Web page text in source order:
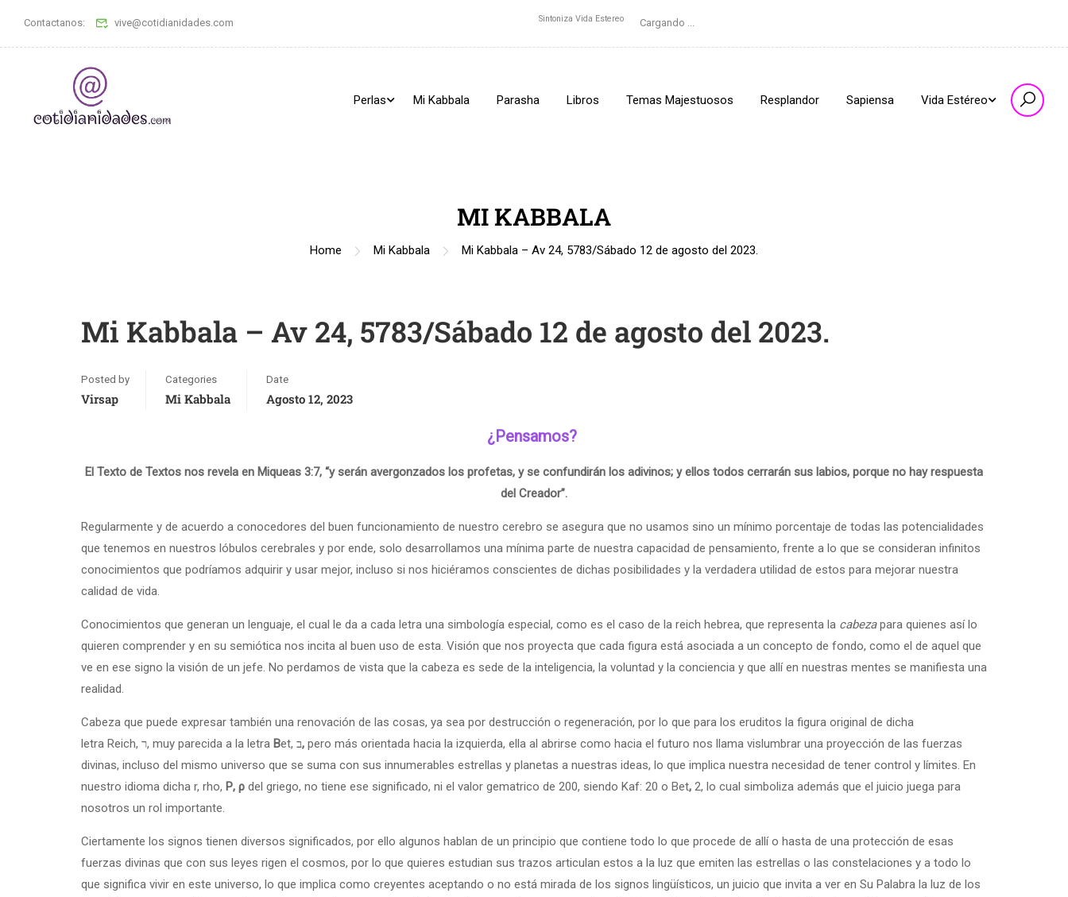
Contactanos: vive@cotidianidades.com Sintoniza Vida Estereo Cargando ...
Perlas Mi Kabbala Parasha Libros Temas Majestuosos Resplandor Sapiensa Vida Estéreo
MI KABBALA
Home Mi Kabbala Mi Kabbala – Av 24, 5783/Sábado 12 de agosto del 2023.
Mi Kabbala – Av 24, 5783/Sábado 12 de agosto del 2023.
Posted by
Virsap
Categories
Mi Kabbala
Date
Agosto 12, 2023
¿Pensamos?
El Texto de Textos nos revela en Miqueas 3:7, “y serán avergonzados los profetas, y se confundirán los adivinos; y ellos todos cerrarán sus labios, porque no hay respuesta
del Creador”.
Regularmente y de acuerdo a conocedores del buen funcionamiento de nuestro cerebro se asegura que no usamos sino un mínimo porcentaje de todas las potencialidades
que tenemos en nuestros lóbulos cerebrales y por ende, solo desarrollamos una mínima parte de nuestra capacidad de pensamiento, frente a lo que se consideran infinitos
conocimientos que podríamos adquirir y usar mejor, incluso si nos hiciéramos conscientes de dichas posibilidades y la verdadera utilidad de estos para mejorar nuestra
calidad de vida.
Conocimientos que generan un lenguaje, el cual le da a cada letra una simbología especial, como es el caso de la reich hebrea, que representa la cabezapara quienes así lo
quieren comprender y en su semiótica nos incita al buen uso de esta. Visión que nos proyecta que cada figura está asociada a un concepto de fondo, como el de aquel que
ve en ese signo la visión de un jefe. No perdamos de vista que la cabeza es sede de la inteligencia, la voluntad y la conciencia y que allí en nuestras mentes se manifiesta una
realidad.
Cabeza que puede expresar también una renovación de las cosas, ya sea por destrucción o regeneración, por lo que para los eruditos la figura original de dicha
letra Reich, ר, muy parecida a la letra B et, ב, pero más orientada hacia la izquierda, ella al abrirse como hacia el futuro nos llama vislumbrar una proyección de las fuerzas
divinas, incluso del mismo universo que se suma con sus innumerables estrellas y planetas a nuestras ideas, lo que implica nuestra necesidad de tener control y límites. En
nuestro idioma dicha r, rho, Ρ, ρ del griego, no tiene ese significado, ni el valor gematrico de 200, siendo Kaf: 20 o Bet, 2, lo cual simboliza además que el juicio juega para
nosotros un rol importante.
Ciertamente los signos tienen diversos significados, por ello algunos hablan de un principio que contiene todo lo que procede de allí o hasta de una protección de esas
fuerzas divinas que con sus leyes rigen el cosmos, por lo que quieres estudian sus trazos articulan estos a la luz que emiten las estrellas o las constelaciones y a todo lo
que significa vivir en este universo, lo que implica como creyentes aceptando o no está mirada de los signos lingüísticos, un juicio que invita a ver en Su Palabra la luz de los